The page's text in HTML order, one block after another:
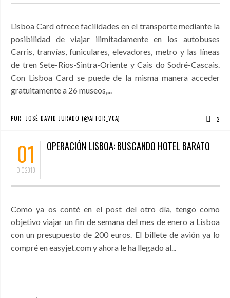
Lisboa Card ofrece facilidades en el transporte mediante la
posibilidad de viajar ilimitadamente en los autobuses
Carris, tranvías, funiculares, elevadores, metro y las líneas
de tren Sete-Rios-Sintra-Oriente y Cais do Sodré-Cascais.
Con Lisboa Card se puede de la misma manera acceder
gratuitamente a 26 museos,...
POR: JOSÉ DAVID JURADO (@AITOR_VCA) 2
01
DIC2010
OPERACIÓN LISBOA: BUSCANDO HOTEL BARATO
Como ya os conté en el post del otro día, tengo como
objetivo viajar un fin de semana del mes de enero a Lisboa
con un presupuesto de 200 euros. El billete de avión ya lo
compré en easyjet.com y ahora le ha llegado al...